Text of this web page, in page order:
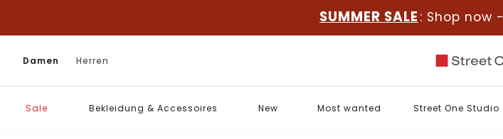
SUMMER SALE : Shop now -
Damen Herren
Sale Bekleidung & Accessoires New Most wanted Street One Studio